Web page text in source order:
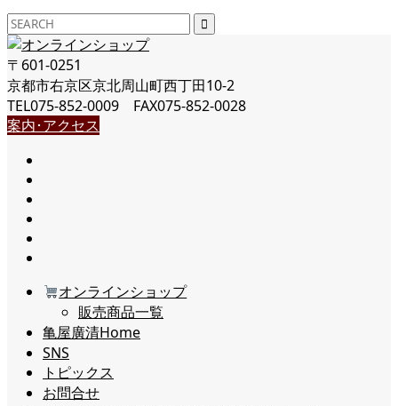
〒601-0251
京都市右京区京北周山町西丁田10-2
TEL075-852-0009 FAX075-852-0028
案内･アクセス
オンラインショップ
販売商品一覧
亀屋廣清Home
SNS
トピックス
お問合せ